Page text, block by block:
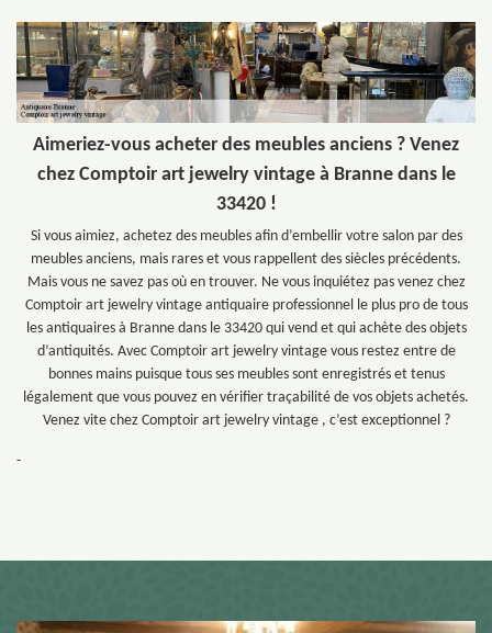
Aimeriez-vous acheter des meubles anciens ? Venez
chez Comptoir art jewelry vintage à Branne dans le
33420 !
Si vous aimiez, achetez des meubles afin d’embellir votre salon par des
meubles anciens, mais rares et vous rappellent des siècles précédents.
Mais vous ne savez pas où en trouver. Ne vous inquiétez pas venez chez
Comptoir art jewelry vintage antiquaire professionnel le plus pro de tous
les antiquaires à Branne dans le 33420 qui vend et qui achète des objets
d’antiquités. Avec Comptoir art jewelry vintage vous restez entre de
bonnes mains puisque tous ses meubles sont enregistrés et tenus
légalement que vous pouvez en vérifier traçabilité de vos objets achetés.
Venez vite chez Comptoir art jewelry vintage , c’est exceptionnel ?
-